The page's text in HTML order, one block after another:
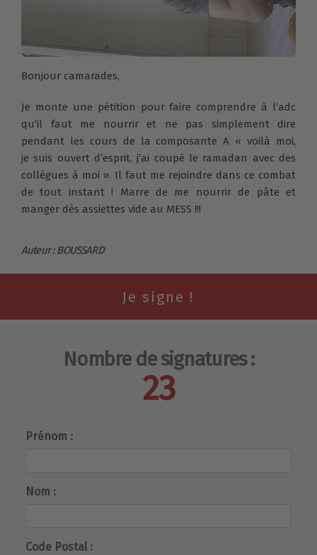
Bonjour camarades,
Je monte une pétition pour faire comprendre à l’adc
qu’il faut me nourrir et ne pas simplement dire
pendant les cours de la composante A « voilà moi,
je suis ouvert d’esprit, j’ai coupé le ramadan avec des
collègues à moi ». Il faut me rejoindre dans ce combat
de tout instant ! Marre de me nourrir de pâte et
manger dès assiettes vide au MESS !!!
Auteur : BOUSSARD
Nombre de signatures :
23
Prénom :
Nom :
Code Postal :